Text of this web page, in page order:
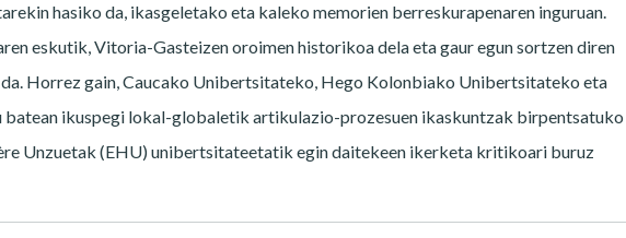
hasiko da, ikasgeletako eta kaleko memorien berreskurapenaren inguruan.
eskutik, Vitoria-Gasteizen oroimen historikoa dela eta gaur egun sortzen diren
da. Horrez gain, Caucako Unibertsitateko, Hego Kolonbiako Unibertsitateko eta
batean ikuspegi lokal-globaletik artikulazio-prozesuen ikaskuntzak birpentsatuko
Unzuetak (EHU) unibertsitateetatik egin daitekeen ikerketa kritikoari buruz